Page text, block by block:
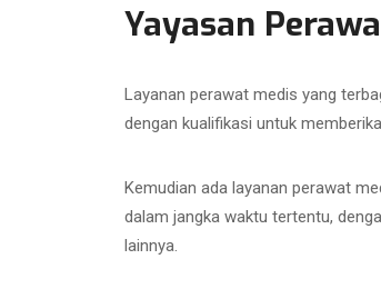
Yayasan
Layanan perawat medis yang
dengan kualifikasi untuk
Kemudian ada layanan perawat
dalam jangka waktu tertentu,
lainnya.